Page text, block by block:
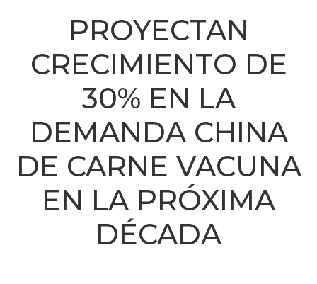
PROYECTAN
CRECIMIENTO DE
30% EN LA
DEMANDA CHINA
DE CARNE VACUNA
EN LA PRÓXIMA
DÉCADA